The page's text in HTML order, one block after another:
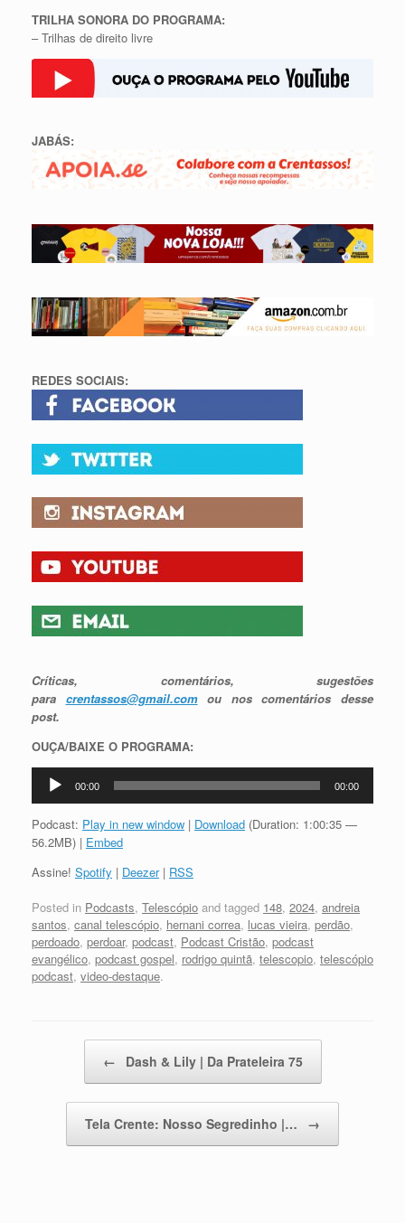
TRILHA SONORA DO PROGRAMA:
– Trilhas de direito livre
JABÁS:
REDES SOCIAIS:
Críticas, comentários, sugestões
para crentassos@gmail.comou nos comentários desse
post.
OUÇA/BAIXE O PROGRAMA:
Tocador
00:00 00:00
Podcast: Play in new window | Download (Duration: 1:00:35 —
56.2MB) | Embed
Assine! Spotify | Deezer| RSS
Posted in Podcasts, Telescópio and tagged 148, 2024, andreia
santos, canal telescópio, hernani correa, lucas vieira, perdão,
perdoado, perdoar, podcast, Podcast Cristão, podcast
evangélico, podcast gospel, rodrigo quintã, telescopio, telescópio
podcast, video-destaque.
← Dash & Lily | Da Prateleira 75
Tela Crente: Nosso Segredinho |… →